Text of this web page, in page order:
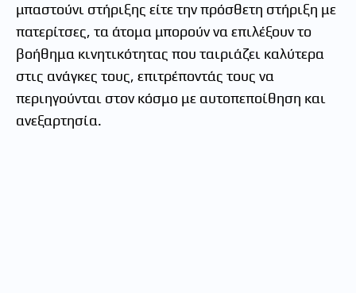
μπαστούνι στήριξης είτε την πρόσθετη στήριξη με
πατερίτσες, τα άτομα μπορούν να επιλέξουν το
βοήθημα κινητικότητας που ταιριάζει καλύτερα
στις ανάγκες τους, επιτρέποντάς τους να
περιηγούνται στον κόσμο με αυτοπεποίθηση και
ανεξαρτησία.